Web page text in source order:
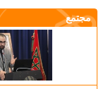
مجتمع